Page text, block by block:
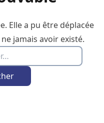
Elle a pu être déplacée
jamais avoir existé.